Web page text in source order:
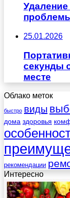
Удаление
25.01.2026
секунды
месте
Облако меток
быстро виды
дома здоровья
рекомендации
Интересно